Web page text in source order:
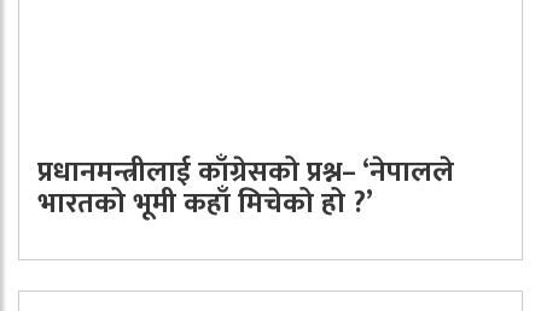
प्रधानमन्त्रीलाई काँग्रेसको प्रश्न– ‘नेपालले
भारतको भूमी कहाँ मिचेको हो ?’